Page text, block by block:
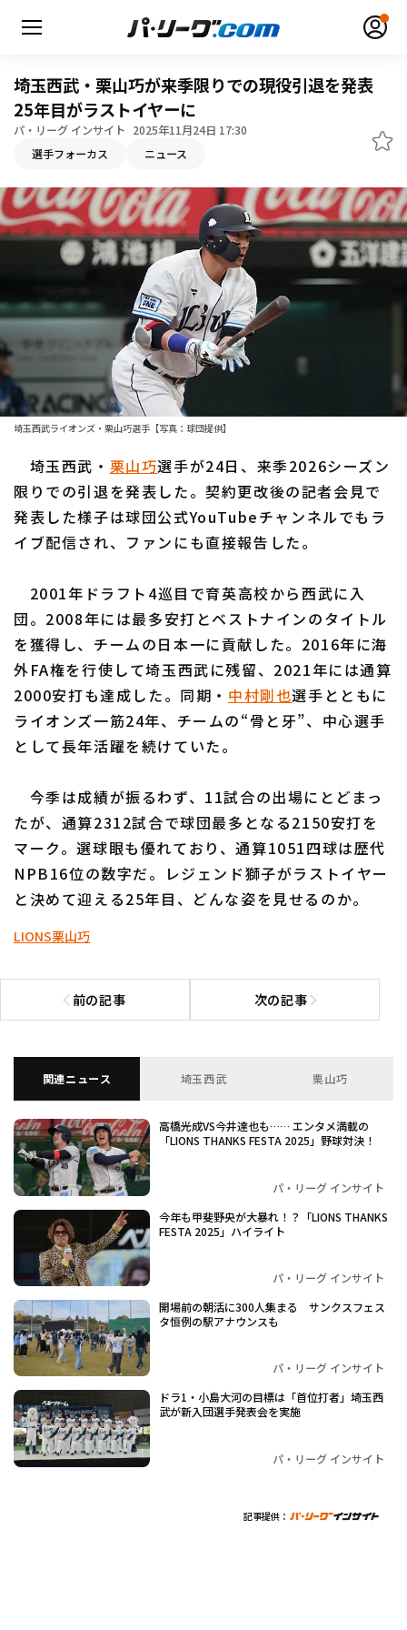
無料アカウント登録
HOME
動画
日程・結果
順位表･成績
1軍公式戦
ファーム東地区
ファーム中地区
交流戦
選手名鑑
北海道日本ハムファイターズ
東北楽天ゴールデンイーグルス
千葉ロッテマリーンズ
オリックス・バファローズ
福岡ソフトバンクホークス
（別ウィンドウで開く） よくある質問
埼玉西武・栗山巧が来季限りでの現役引退を発表
25年目がラストイヤーに
パ・リーグ インサイト 2025年11月24日 17:30
選手フォーカス ニュース
埼玉西武ライオンズ・栗山巧選手【写真：球団提供】
埼玉西武・ 栗山巧選手が24日、来季2026シーズン
限りでの引退を発表した。契約更改後の記者会見で
発表した様子は球団公式YouTubeチャンネルでもラ
イブ配信され、ファンにも直接報告した。
2001年ドラフト4巡目で育英高校から西武に入
団。2008年には最多安打とベストナインのタイトル
を獲得し、チームの日本一に貢献した。2016年に海
外FA権を行使して埼玉西武に残留、2021年には通算
2000安打も達成した。同期・ 中村剛也選手とともに
ライオンズ一筋24年、チームの“骨と牙”、中心選手
として長年活躍を続けていた。
今季は成績が振るわず、11試合の出場にとどまっ
たが、通算2312試合で球団最多となる2150安打を
マーク。選球眼も優れており、通算1051四球は歴代
NPB16位の数字だ。レジェンド獅子がラストイヤー
と決めて迎える25年目、どんな姿を見せるのか。
LIONS栗山巧
前の記事
前の記事へ 次の記事次の記事へ
関連ニュース 埼玉西武 栗山巧
高橋光成VS今井達也も…… エンタメ満載の
「LIONS THANKS FESTA 2025」野球対決！
パ・リーグ インサイト
今年も甲斐野央が大暴れ！？「LIONS THANKS
FESTA 2025」ハイライト
パ・リーグ インサイト
開場前の朝活に300人集まる サンクスフェス
タ恒例の駅アナウンスも
パ・リーグ インサイト
ドラ1・小島大河の目標は「首位打者」埼玉西
武が新入団選手発表会を実施
パ・リーグ インサイト
記事提供：